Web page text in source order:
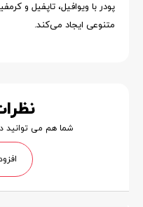
پودر با ویوافیل، تاپفیل و
متنوعی ایجاد می‌کند.
شما هم می توانید